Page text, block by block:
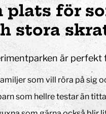
plats för
stora
är perfekt
som vill röra på sig
som hellre testar än